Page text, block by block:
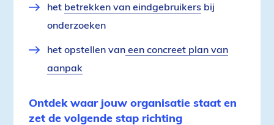
het betrekken van eindgebruikers bij
onderzoeken
het opstellen van een concreet plan van
aanpak
Ontdek waar jouw organisatie staat en
zet de volgende stap richting